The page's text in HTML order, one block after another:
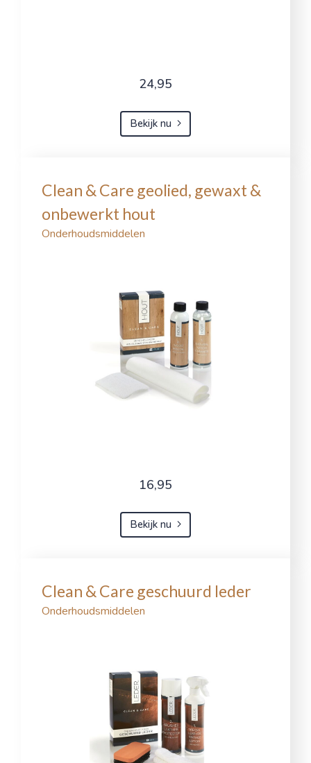
24,95
Bekijk nu
Clean & Care geolied, gewaxt &
onbewerkt hout
Onderhoudsmiddelen
16,95
Bekijk nu
Clean & Care geschuurd leder
Onderhoudsmiddelen